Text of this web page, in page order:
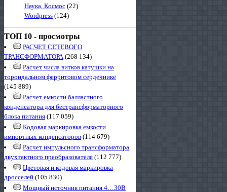
Наука, Космос (22)
Wordpress (124)
ТОП 10 - просмотры
РАСЧЕТ СЕТЕВОГО
ТРАНСФОРМАТОРА(268 134)
Расчет числа витков катушки на
тороидальном ферритовом сердечнике
(145 889)
Расчет емкости балластного
конденсатора для бестрансформаторного
блока питания (117 059)
Кодовая маркировка емкости
импортных конденсаторов (114 679)
Расчет импульсного трансформатора
двухтактного преобразователя (112 777)
Цветовая и кодовая маркировка
дросселей (105 830)
Мощный источник питания 4…30В